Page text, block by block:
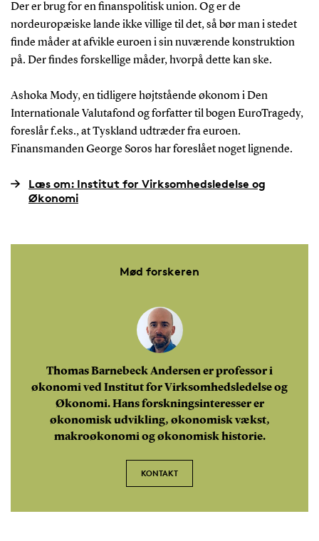
Der er brug for en finanspolitisk union. Og er de
nordeuropæiske lande ikke villige til det, så bør man i stedet
finde måder at afvikle euroen i sin nuværende konstruktion
på. Der findes forskellige måder, hvorpå dette kan ske.
Ashoka Mody, en tidligere højtstående økonom i Den
Internationale Valutafond og forfatter til bogen EuroTragedy,
foreslår f.eks., at Tyskland udtræder fra euroen.
Finansmanden George Soros har foreslået noget lignende.
Læs om: Institut for Virksomhedsledelse og
Økonomi
Mød forskeren
Thomas Barnebeck Andersen er professor i
økonomi ved Institut for Virksomhedsledelse og
Økonomi. Hans forskningsinteresser er
økonomisk udvikling, økonomisk vækst,
makroøkonomi og økonomisk historie.
KONTAKT